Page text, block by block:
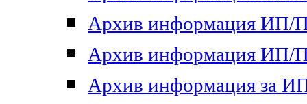
Архив информация ИП/
Архив информация ИП/
Архив информация за